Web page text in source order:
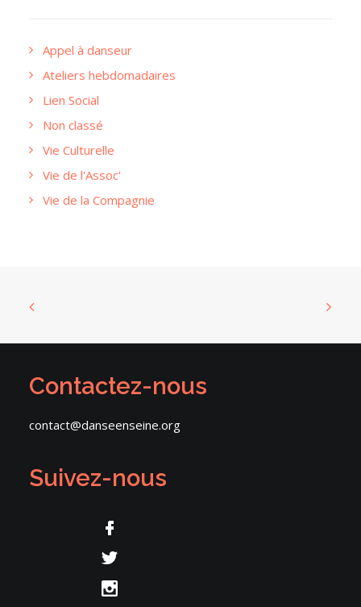
Appel à danseur
Ateliers hebdomadaires
Lien Social
Non classé
Vie Culturelle
Vie de l'Assoc'
Vie de la Compagnie
Contactez-nous
contact@danseenseine.org
Suivez-nous